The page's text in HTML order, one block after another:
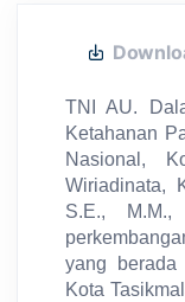
TNI AU.
Ketahanan
Nasional,
Wiriadinata,
S.E., M.M.,
yang
Kota